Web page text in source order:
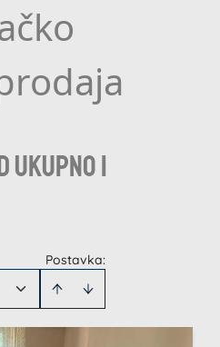
ukupno 1
Postavka: